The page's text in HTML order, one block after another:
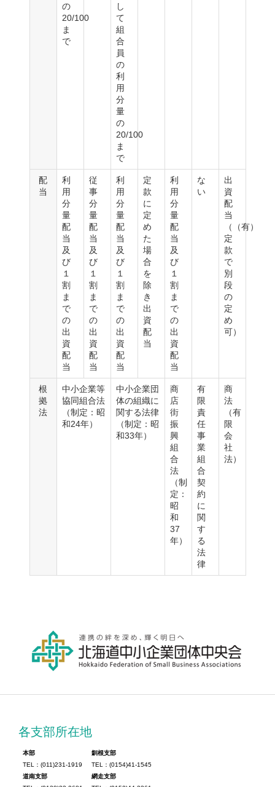
の
20/100
ま
で
し
て
組
合
員
の
利
用
分
量
の
20/100
ま
で
配
当
利
用
分
量
配
当
及
び
１
割
ま
で
の
出
資
配
当
従
事
分
量
配
当
及
び
１
割
ま
で
の
出
資
配
当
利
用
分
量
配
当
及
び
１
割
ま
で
の
出
資
配
当
定
款
に
定
め
た
場
合
を
除
き
出
資
配
当
利
用
分
量
配
当
及
び
１
割
ま
で
の
出
資
配
当
な
い
出
資
配
当
（（有）
定
款
で
別
段
の
定
め
可）
根
拠
法
中小企業等
協同組合法
（制定：昭
和24年）
中小企業団
体の組織に
関する法律
（制定：昭
和33年）
商
店
街
振
興
組
合
法
（制
定：
昭
和
37
年）
有
限
責
任
事
業
組
合
契
約
に
関
す
る
法
律
商
法
（有
限
会
社
法）
各支部所在地
本部
TEL：(011)231-1919
道南支部
釧根支部
TEL：(0154)41-1545
網走支部